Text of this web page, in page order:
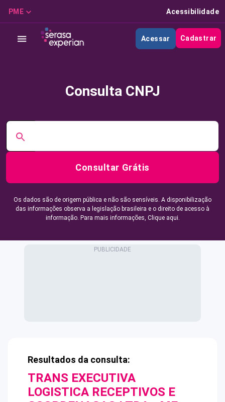
PME Acessibilidade
Acessar Cadastrar
Consulta CNPJ
Consultar Grátis
Os dados são de origem pública e não são sensíveis. A disponibilização
das informações observa a legislação brasileira e o direito de acesso à
informação. Para mais informações, Clique aqui.
Resultados da consulta:
TRANS EXECUTIVA
LOGISTICA RECEPTIVOS E